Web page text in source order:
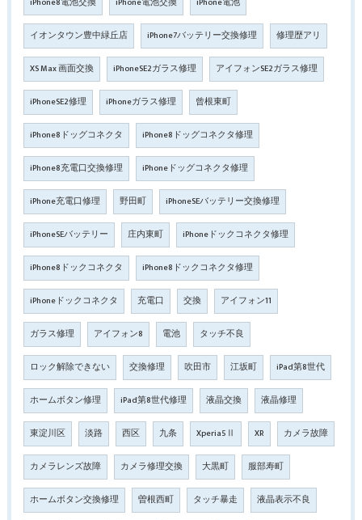
イオンタウン豊中緑丘店 iPhone7バッテリー交換修理 修理歴アリ
XS Max 画面交換 iPhoneSE2ガラス修理 アイフォンSE2ガラス修理
iPhoneSE2修理 iPhoneガラス修理 曾根東町
iPhone8ドッグコネクタ iPhone8ドッグコネクタ修理
iPhone8充電口交換修理 iPhoneドッグコネクタ修理
iPhone充電口修理 野田町 iPhoneSEバッテリー交換修理
iPhoneSEバッテリー 庄内東町 iPhoneドックコネクタ修理
iPhone8ドックコネクタ iPhone8ドックコネクタ修理
iPhoneドックコネクタ 充電口 交換 アイフォン11
ガラス修理 アイフォン8 電池 タッチ不良
ロック解除できない 交換修理 吹田市 江坂町 iPad第8世代
ホームボタン修理 iPad第8世代修理 液晶交換 液晶修理
東淀川区 淡路 西区 九条 Xperia5Ⅱ XR カメラ故障
カメラレンズ故障 カメラ修理交換 大黒町 服部寿町
ホームボタン交換修理 曽根西町 タッチ暴走 液晶表示不良